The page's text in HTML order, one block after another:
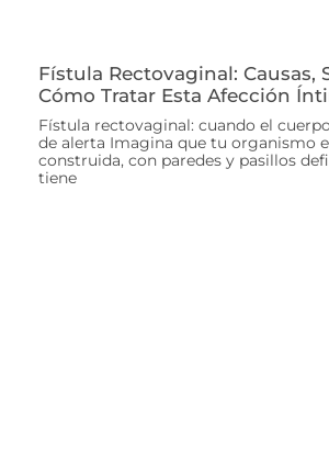
Fístula Rectovaginal: Causas,
Cómo Tratar Esta Afección
Fístula rectovaginal: cuando el
de alerta Imagina que tu organismo
construida, con paredes y pasillos
tiene